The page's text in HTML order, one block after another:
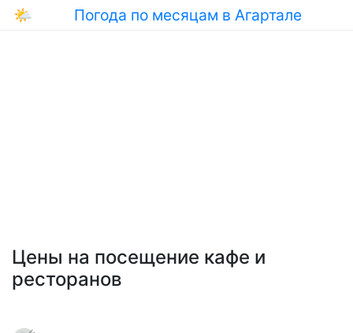
🌤 Погода по месяцам в Агартале
Цены на посещение кафе и
ресторанов